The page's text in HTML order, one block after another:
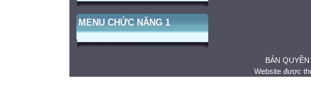
MENU CHỨC NĂNG 1
BẢN
Website được